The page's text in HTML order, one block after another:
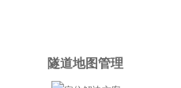
隧道地图管理